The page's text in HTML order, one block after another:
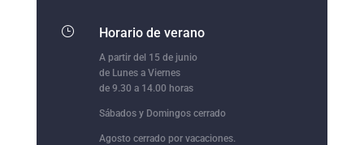
} Horario de verano
A partir del 15 de junio
de Lunes a Viernes
de 9.30 a 14.00 horas
Sábados y Domingos cerrado
Agosto cerrado por vacaciones.